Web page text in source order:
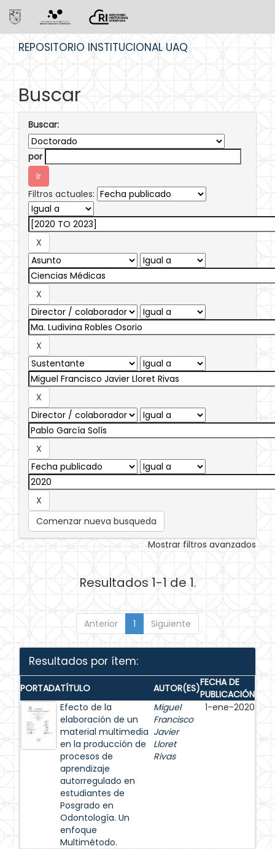
REPOSITORIO INSTITUCIONAL UAQ
Buscar
Buscar:
por
Filtros actuales:
Comenzar nueva busqueda
Mostrar filtros avanzados
Resultados 1-1 de 1.
Anterior 1 Siguiente
Resultados por ítem:
PORTADATÍTULO AUTOR(ES)FECHA DE
PUBLICACIÓN
Efecto de la
elaboración de un
material multimedia
en la producción de
procesos de
aprendizaje
autorregulado en
estudiantes de
Posgrado en
Odontología. Un
enfoque
Multimétodo.
Miguel
Francisco
Javier
Lloret
Rivas
1-ene-2020